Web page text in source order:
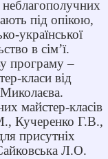
під опікою,
української
в сім’ї.
програму –
класи від
майстер-класів
Кучеренко Г.В.,
присутніх
Л.О.